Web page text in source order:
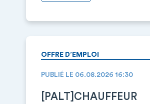
OFFRE D’EMPLOI
PUBLIÉ LE 06.08.2026 16:30
[PALT]CHAUFFEUR